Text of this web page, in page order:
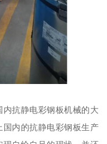
抗静电彩钢板机械的大
内的抗静电彩钢板生产